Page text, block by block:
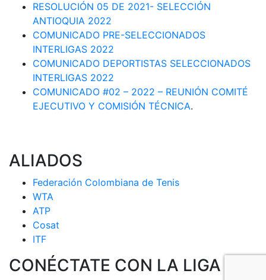
RESOLUCIÓN 05 DE 2021- SELECCIÓN
ANTIOQUIA 2022
COMUNICADO PRE-SELECCIONADOS
INTERLIGAS 2022
COMUNICADO DEPORTISTAS SELECCIONADOS
INTERLIGAS 2022
COMUNICADO #02 – 2022 – REUNIÓN COMITÉ
EJECUTIVO Y COMISIÓN TÉCNICA.
ALIADOS
Federación Colombiana de Tenis
WTA
ATP
Cosat
ITF
CONÉCTATE CON LA LIGA